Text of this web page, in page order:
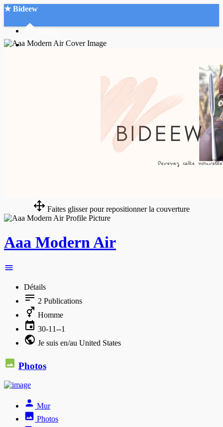
★ Bideew
Faites glisser pour repositionner la couverture
Aaa Modern Air
Détails
2 Publications
Homme
30-11--1
Je suis en/au United States
Photos
Mur
Photos